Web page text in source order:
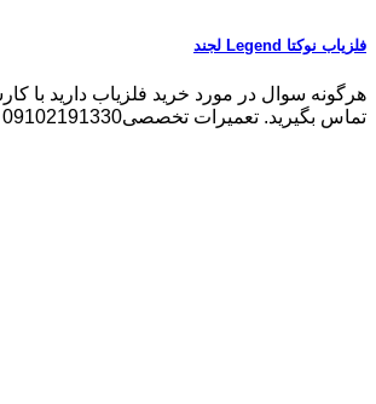
فلزیاب نوکتا Legend لجند
هرگونه سوال در مورد خرید فلزیاب دارید با
تماس بگیرید. تعمیرات تخصصی09102191330